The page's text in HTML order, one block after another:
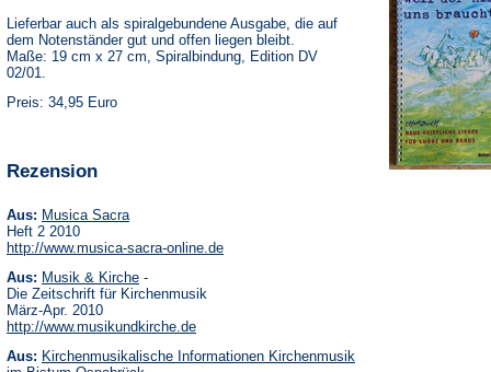
Lieferbar auch als spiralgebundene Ausgabe, die auf
dem Notenständer gut und offen liegen bleibt.
Maße: 19 cm x 27 cm, Spiralbindung, Edition DV
02/01.
Preis: 34,95 Euro
Rezension
Aus: Musica Sacra(Öffnet
einem
neuen
Tab)
Heft 2 2010
http://www.musica-sacra-online.de(Öffnet
Aus: Musik & Kirche(Öffnet
in
neuen
Tab)
-
Die Zeitschrift für Kirchenmusik
März-Apr. 2010
http://www.musikundkirche.de(Öffnet
einem
Aus: Kirchenmusikalische Informationen Kirchenmusik